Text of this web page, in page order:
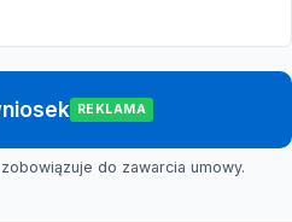
REKLAMA
do zawarcia umowy.